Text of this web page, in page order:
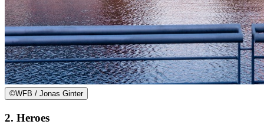
©WFB / Jonas Ginter
2. Heroes